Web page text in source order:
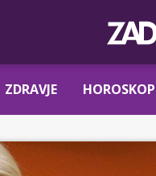
ZDRAVJE HOROSKOP